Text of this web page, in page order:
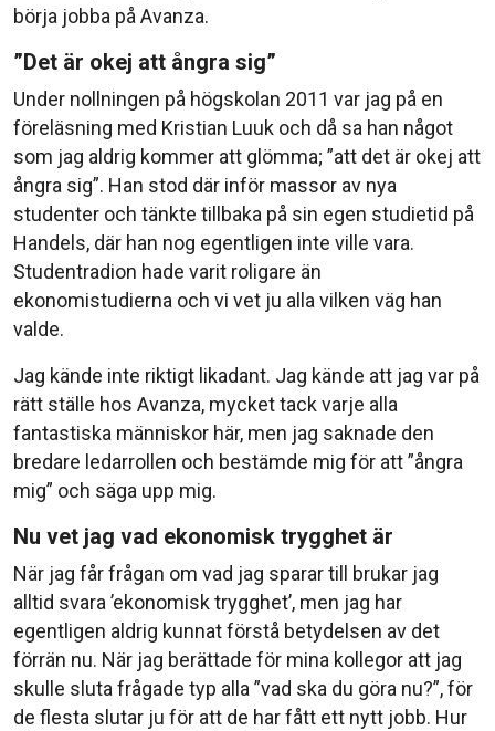
börja jobba på Avanza.
”Det är okej att ångra sig”
Under nollningen på högskolan 2011 var jag på en
föreläsning med Kristian Luuk och då sa han något
som jag aldrig kommer att glömma; ”att det är okej att
ångra sig”. Han stod där inför massor av nya
studenter och tänkte tillbaka på sin egen studietid på
Handels, där han nog egentligen inte ville vara.
Studentradion hade varit roligare än
ekonomistudierna och vi vet ju alla vilken väg han
valde.
Jag kände inte riktigt likadant. Jag kände att jag var på
rätt ställe hos Avanza, mycket tack varje alla
fantastiska människor här, men jag saknade den
bredare ledarrollen och bestämde mig för att ”ångra
mig” och säga upp mig.
Nu vet jag vad ekonomisk trygghet är
När jag får frågan om vad jag sparar till brukar jag
alltid svara ’ekonomisk trygghet’, men jag har
egentligen aldrig kunnat förstå betydelsen av det
förrän nu. När jag berättade för mina kollegor att jag
skulle sluta frågade typ alla ”vad ska du göra nu?”, för
de flesta slutar ju för att de har fått ett nytt jobb. Hur